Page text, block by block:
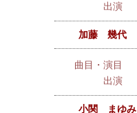
出演
加藤 幾代
曲目・演目
出演
小関 まゆみ